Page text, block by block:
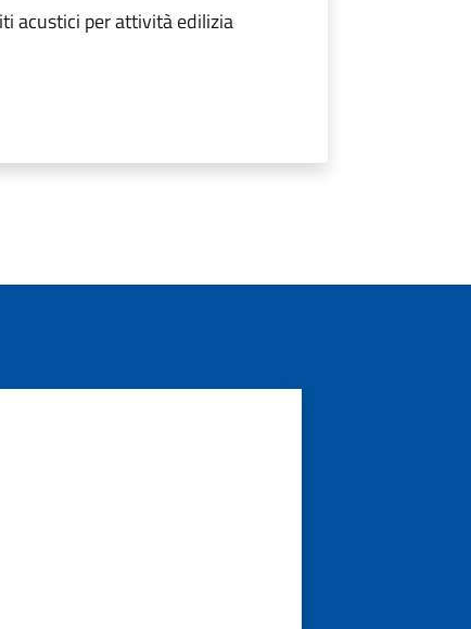
acustici per attività edilizia